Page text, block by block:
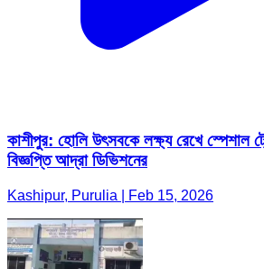
কাশীপুর: হোলি উৎসবকে লক্ষ্য রেখে স্পেশাল
বিজ্ঞপ্তি আদ্রা ডিভিশনের
Kashipur, Purulia | Feb 15, 2026